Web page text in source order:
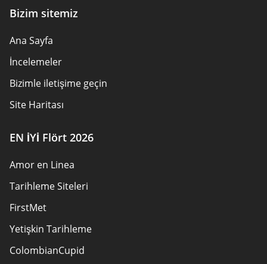
Bizim sitemiz
Ana Sayfa
İncelemeler
Bizimle iletişime geçin
Site Haritası
EN İYİ Flört 2026
Amor en Linea
Tarihleme Siteleri
FirstMet
Yetişkin Tarihleme
ColombianCupid